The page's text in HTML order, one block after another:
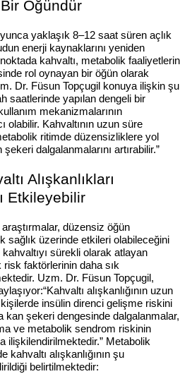
Öğündür
yaklaşık 8–12 saat süren açlık
enerji kaynaklarını yeniden
kahvaltı, metabolik faaliyetlerin
rol oynayan bir öğün olarak
Dr. Füsun Topçugil konuya ilişkin şu
saatlerinde yapılan dengeli bir
mekanizmalarının
olabilir. Kahvaltının uzun süre
ritimde düzensizliklere yol
dalgalanmalarını artırabilir.”
Alışkanlıkları
Etkileyebilir
araştırmalar, düzensiz öğün
sağlık üzerinde etkileri olabileceğini
sürekli olarak atlayan
faktörlerinin daha sık
Uzm. Dr. Füsun Topçugil,
“Kahvaltı alışkanlığının uzun
insülin direnci gelişme riskini
kan şekeri dengesinde dalgalanmalar,
ve metabolik sendrom riskinin
ilişkilendirilmektedir.” Metabolik
kahvaltı alışkanlığının şu
belirtilmektedir: